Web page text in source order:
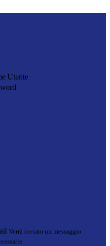
Utente
Verrà inviato un messaggio